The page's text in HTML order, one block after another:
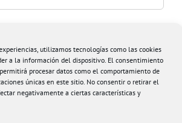
utilizamos tecnologías como las cookies
a la información del dispositivo. El consentimiento
procesar datos como el comportamiento de
únicas en este sitio. No consentir o retirar el
negativamente a ciertas características y
próxima vez que comente.